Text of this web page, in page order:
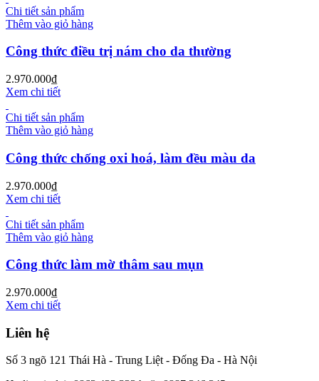
Chi tiết sản phẩm
Thêm vào giỏ hàng
Công thức điều trị nám cho da thường
2.970.000₫
Xem chi tiết
Chi tiết sản phẩm
Thêm vào giỏ hàng
Công thức chống oxi hoá, làm đều màu da
2.970.000₫
Xem chi tiết
Chi tiết sản phẩm
Thêm vào giỏ hàng
Công thức làm mờ thâm sau mụn
2.970.000₫
Xem chi tiết
Liên hệ
Số 3 ngõ 121 Thái Hà - Trung Liệt - Đống Đa - Hà Nội